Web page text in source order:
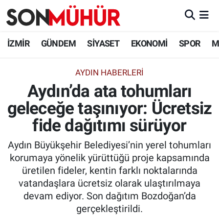
İZMİR GÜNDEM SİYASET EKONOMİ SPOR
AYDIN HABERLERİ
Aydın’da ata tohumları
geleceğe taşınıyor: Ücretsiz
fide dağıtımı sürüyor
Aydın Büyükşehir Belediyesi’nin yerel tohumları
korumaya yönelik yürüttüğü proje kapsamında
üretilen fideler, kentin farklı noktalarında
vatandaşlara ücretsiz olarak ulaştırılmaya
devam ediyor. Son dağıtım Bozdoğan’da
gerçekleştirildi.
İzmir Nöbetçi Eczaneler
İzmir Namaz Vakitleri
İzmir Trafik Yoğunluk Haritası
Süper Lig Puan Durumu ve Fikstür
Tüm Manşetler
Son Dakika Haberleri